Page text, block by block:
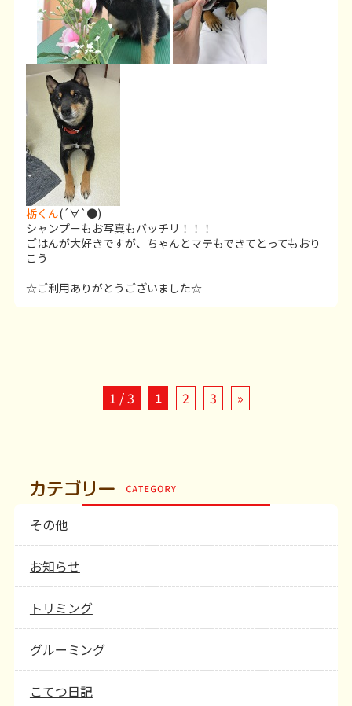
栃くん(´∀`●)
シャンプーもお写真もバッチリ！！！
ごはんが大好きですが、ちゃんとマテもできてとってもおり
こう
☆ご利用ありがとうございました☆
1 / 3 1 2 3 »
その他
お知らせ
トリミング
グルーミング
こてつ日記